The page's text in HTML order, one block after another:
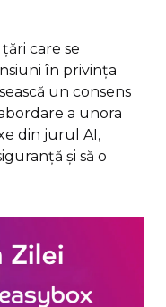
care se
în privinţa
un consens
a unora
din jurul AI,
şi să o